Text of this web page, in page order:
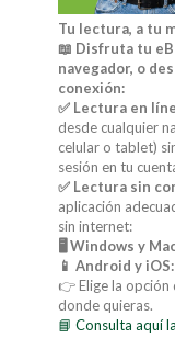
Tu lectura, a tu
📖 Disfruta tu
navegador, o
conexión:
✅ Lectura en
desde cualquier
celular o tablet)
sesión en tu
✅ Lectura sin
aplicación
sin internet:
🖥️ Windows y
📱 Android y iOS:
👉 Elige la
donde quieras.
📘 Consulta aquí